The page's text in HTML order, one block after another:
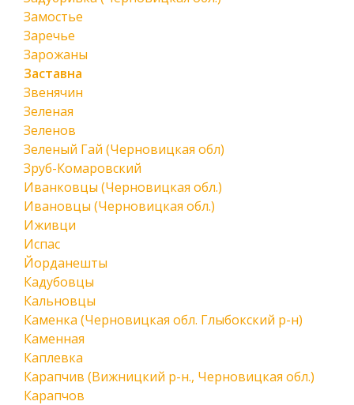
Замостье
Заречье
Зарожаны
Заставна
Звенячин
Зеленая
Зеленов
Зеленый Гай (Черновицкая обл)
Зруб-Комаровский
Иванковцы (Черновицкая обл.)
Ивановцы (Черновицкая обл.)
Иживци
Испас
Йорданешты
Кадубовцы
Кальновцы
Каменка (Черновицкая обл. Глыбокский р-н)
Каменная
Каплевка
Карапчив (Вижницкий р-н., Черновицкая обл.)
Карапчов